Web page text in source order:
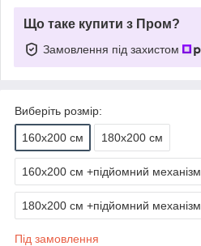
Що таке купити з Пром?
Замовлення під захистом
Виберіть розмір:
160х200 см 180х200 см
160х200 см +підйомний механізм
180х200 см +підйомний механізм
Під замовлення